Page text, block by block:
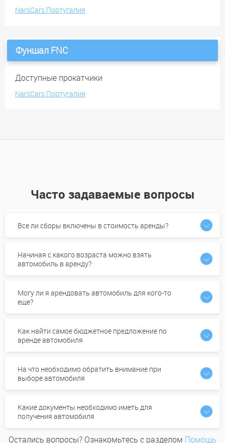
NarsCars Португалия
Фуншал FNC
Доступные прокатчики
NarsCars Португалия
Часто задаваемые вопросы
Все ли сборы включены в стоимость аренды?
Начиная с какого возраста можно взять
автомобиль в аренду?
Могу ли я арендовать автомобиль для кого-то
еще?
Как найти самое бюджетное предложение по
аренде автомобиля
На что необходимо обратить внимание при
выборе автомобиля
Какие документы необходимо иметь для
получения автомобиля
Остались вопросы? Ознакомьтесь с разделом Помощь